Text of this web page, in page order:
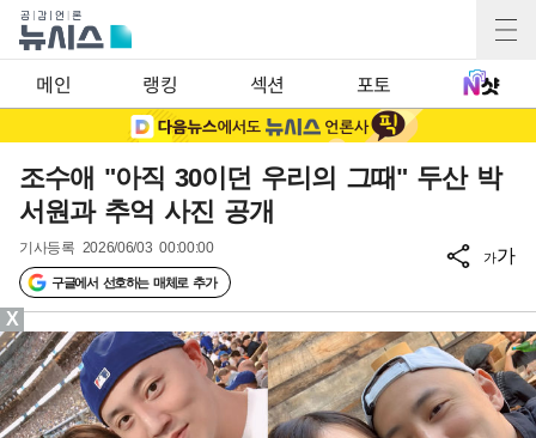
메인 랭킹 섹션 포토
조수애 "아직 30이던 우리의 그때" 두산 박
서원과 추억 사진 공개
기사등록 2026/06/03 00:00:00
구글에서 선호하는 매체로 추가
가가
X